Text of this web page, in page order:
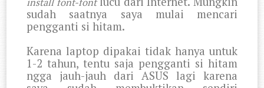
sudah saatnya saya mulai mencari
pengganti si hitam.
Karena laptop dipakai tidak hanya untuk
1-2 tahun, tentu saja pengganti si hitam
ngga jauh-jauh dari ASUS lagi karena